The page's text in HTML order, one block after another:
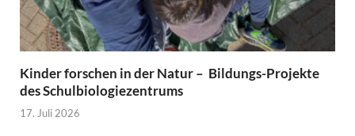
Kinder forschen in der Natur – Bildungs-Projekte
des Schulbiologiezentrums
17. Juli 2026